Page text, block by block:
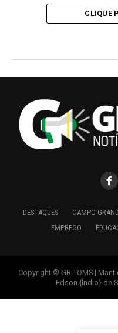
CLIQUE
DESTAQUES CAMPO
EMPREGO
Copyright © GRITOMS |
Edson {Índio} de